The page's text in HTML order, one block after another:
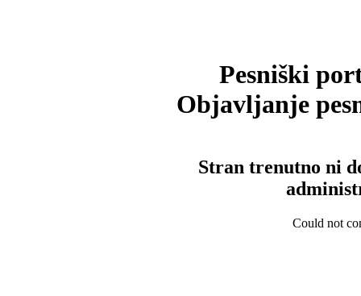
Pesniški
Objavljanje
Stran trenutno ni
Could not